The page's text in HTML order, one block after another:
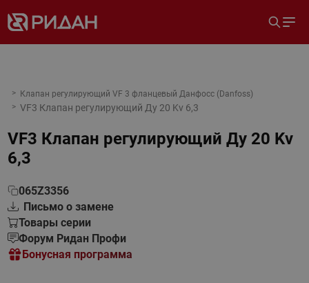
Клапан регулирующий VF 3 фланцевый Данфосс (Danfoss)
VF3 Клапан регулирующий Ду 20 Kv 6,3
VF3 Клапан регулирующий Ду 20 Kv
6,3
065Z3356
Письмо о замене
Товары серии
Форум Ридан Профи
Бонусная программа